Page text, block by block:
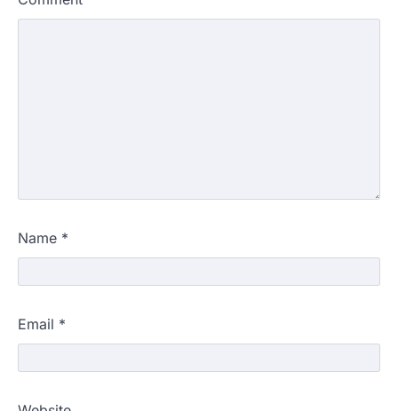
Name *
Email *